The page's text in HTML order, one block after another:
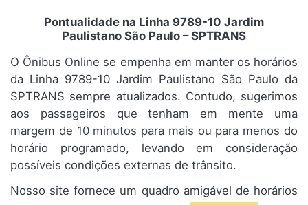
Pontualidade na Linha 9789-10 Jardim
Paulistano São Paulo – SPTRANS
O Ônibus Online se empenha em manter os horários
da Linha 9789-10 Jardim Paulistano São Paulo da
SPTRANS sempre atualizados. Contudo, sugerimos
aos passageiros que tenham em mente uma
margem de 10 minutos para mais ou para menos do
horário programado, levando em consideração
possíveis condições externas de trânsito.
Nosso site fornece um quadro amigável de horários